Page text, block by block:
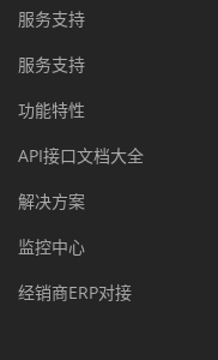
服务支持
服务支持
功能特性
API接口文档大全
解决方案
监控中心
经销商ERP对接